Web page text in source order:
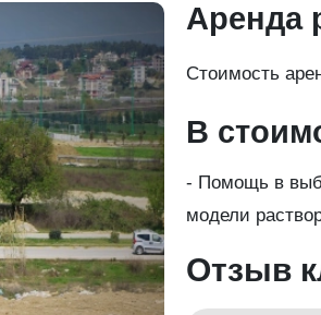
Аренда
Стоимость
В
- Помощь в
модели
Отзыв